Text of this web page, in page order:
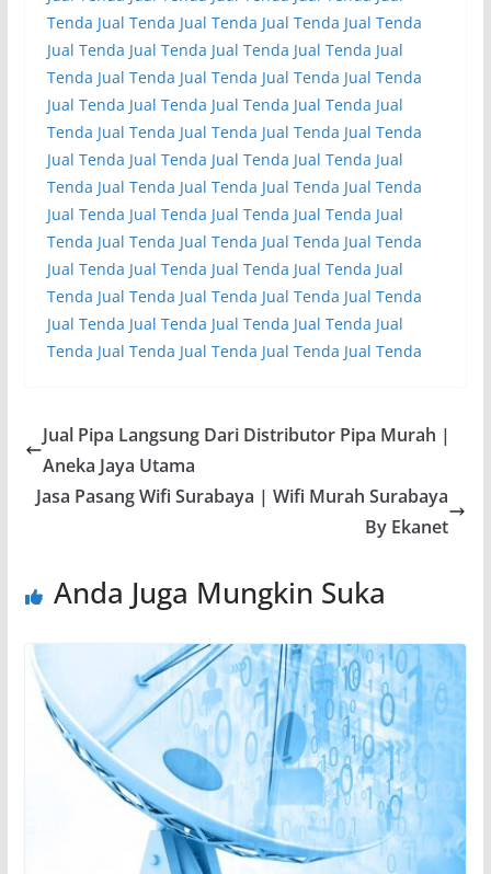
Tenda Jual Tenda Jual Tenda Jual Tenda Jual Tenda
Jual Tenda Jual Tenda Jual Tenda Jual Tenda Jual
Tenda Jual Tenda Jual Tenda Jual Tenda Jual Tenda
Jual Tenda Jual Tenda Jual Tenda Jual Tenda Jual
Tenda Jual Tenda Jual Tenda Jual Tenda Jual Tenda
Jual Tenda Jual Tenda Jual Tenda Jual Tenda Jual
Tenda Jual Tenda Jual Tenda Jual Tenda Jual Tenda
Jual Tenda Jual Tenda Jual Tenda Jual Tenda Jual
Tenda Jual Tenda Jual Tenda Jual Tenda Jual Tenda
Jual Tenda Jual Tenda Jual Tenda Jual Tenda Jual
Tenda Jual Tenda Jual Tenda Jual Tenda Jual Tenda
Jual Tenda Jual Tenda Jual Tenda Jual Tenda Jual
Tenda Jual Tenda Jual Tenda Jual Tenda Jual Tenda
Jual Pipa Langsung Dari Distributor Pipa Murah |
Aneka Jaya Utama
Jasa Pasang Wifi Surabaya | Wifi Murah Surabaya
By Ekanet
Anda Juga Mungkin Suka